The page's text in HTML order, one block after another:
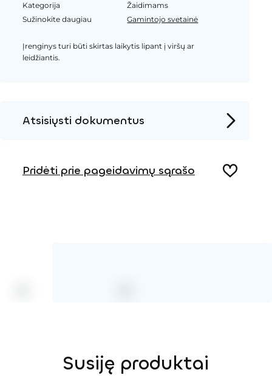
Kategorija
Žaidimams
Sužinokite daugiau
Gamintojo svetainė
Įrenginys turi būti skirtas laikytis lipant į viršų ar
leidžiantis.
Atsisiųsti dokumentus
Pridėti prie pageidavimų sąrašo
Susiję produktai